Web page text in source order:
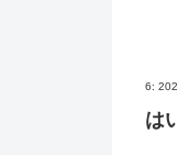
6:
は